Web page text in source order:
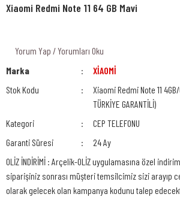
Xiaomi Redmi Note 11 64 GB Mavi
Yorum Yap / Yorumları Oku
Marka
XİAOMİ
Stok Kodu
Xiaomi Redmi Note 11 4GB/
TÜRKİYE GARANTİLİ)
Kategori
CEP TELEFONU
Garanti Süresi
24 Ay
OLİZ İNDİRİMİ : Arçelik-OLİZ uygulamasına özel
siparişiniz sonrası müşteri temsilcimiz sizi arayıp
olarak gelecek olan kampanya kodunu talep